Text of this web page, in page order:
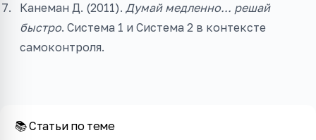
Канеман Д. (2011). Думай медленно... решай
быстро. Система 1 и Система 2 в контексте
самоконтроля.
📚 Статьи по теме